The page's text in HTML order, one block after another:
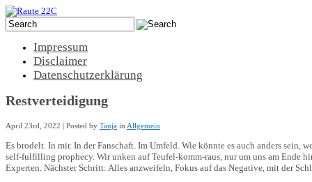
Impressum
Disclaimer
Datenschutzerklärung
Restverteidigung
April 23rd, 2022 | Posted by Tanja in Allgemein
Es brodelt. In mir. In der Fanschaft. Im Umfeld. Wie könnte es auch anders sein,
self-fulfilling prophecy. Wir unken auf Teufel-komm-raus, nur um uns am Ende
Experten. Nächster Schritt: Alles anzweifeln, Fokus auf das Negative, mit der